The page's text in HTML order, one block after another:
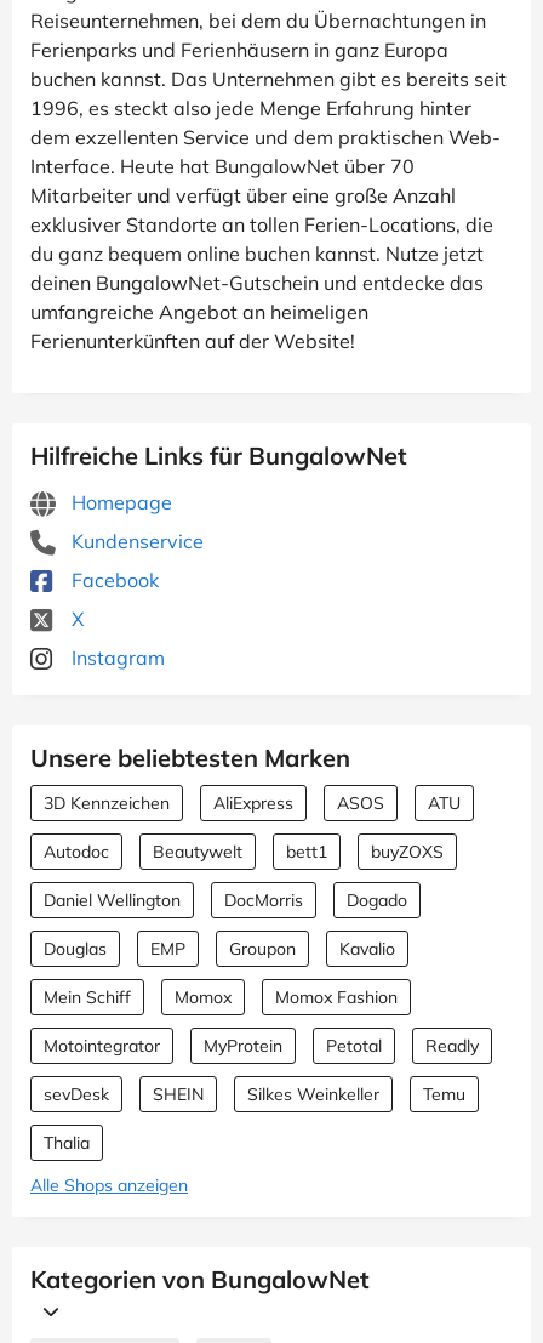
Reiseunternehmen, bei dem du Übernachtungen in
Ferienparks und Ferienhäusern in ganz Europa
buchen kannst. Das Unternehmen gibt es bereits seit
1996, es steckt also jede Menge Erfahrung hinter
dem exzellenten Service und dem praktischen Web-
Interface. Heute hat BungalowNet über 70
Mitarbeiter und verfügt über eine große Anzahl
exklusiver Standorte an tollen Ferien-Locations, die
du ganz bequem online buchen kannst. Nutze jetzt
deinen BungalowNet-Gutschein und entdecke das
umfangreiche Angebot an heimeligen
Ferienunterkünften auf der Website!
Hilfreiche Links für BungalowNet
Homepage
Kundenservice
Facebook
X
Instagram
Unsere beliebtesten Marken
3D Kennzeichen AliExpress ASOS ATU
Autodoc Beautywelt bett1 buyZOXS
Daniel Wellington DocMorris Dogado
Douglas EMP Groupon Kavalio
Mein Schiff Momox Momox Fashion
Motointegrator MyProtein Petotal Readly
sevDesk SHEIN Silkes Weinkeller Temu
Thalia
Alle Shops anzeigen
Kategorien von BungalowNet